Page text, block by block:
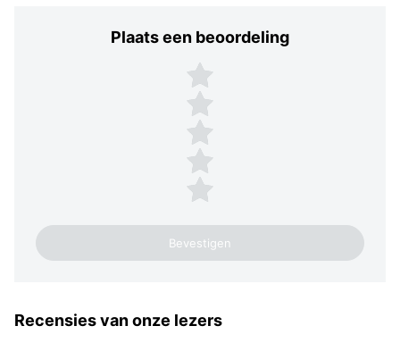
Plaats een beoordeling
Plaats een beoordeling
5 sterren
4 sterren
3 sterren
2 sterren
1 ster
Recensies van onze lezers